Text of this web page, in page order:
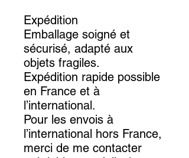
Expédition
Emballage soigné et
sécurisé, adapté aux
objets fragiles.
Expédition rapide possible
en France et à
l’international.
Pour les envois à
l’international hors France,
merci de me contacter